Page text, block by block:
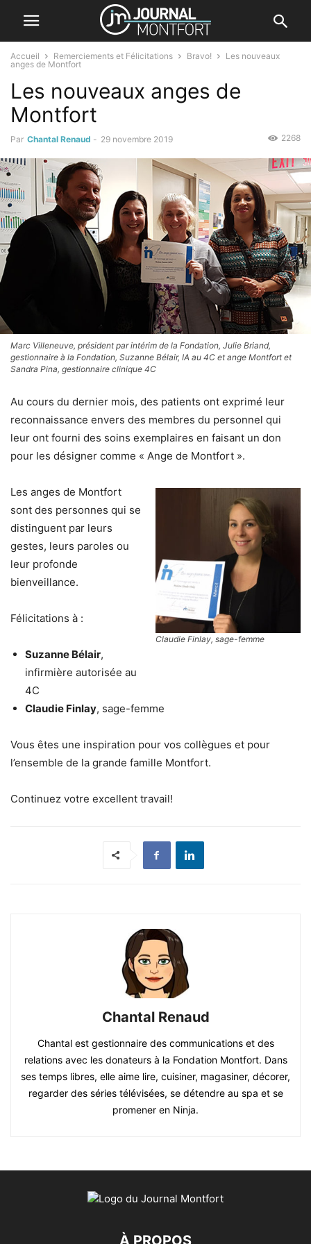
Accueil Remerciements et Félicitations Bravo!
Les nouveaux
anges de Montfort
Les nouveaux anges de
Montfort
Par Chantal Renaud - 29 novembre 2019 2268
Marc Villeneuve, président par intérim de la Fondation, Julie Briand,
gestionnaire à la Fondation, Suzanne Bélair, IA au 4C et ange Montfort et
Sandra Pina, gestionnaire clinique 4C
Au cours du dernier mois, des patients ont exprimé leur
reconnaissance envers des membres du personnel qui
leur ont fourni des soins exemplaires en faisant un don
pour les désigner comme « Ange de Montfort ».
Claudie Finlay, sage-femme
Les anges de Montfort
sont des personnes qui se
distinguent par leurs
gestes, leurs paroles ou
leur profonde
bienveillance.
Félicitations à :
Suzanne Bélair,
infirmière autorisée au
4C
Claudie Finlay, sage-femme
Vous êtes une inspiration pour vos collègues et pour
l’ensemble de la grande famille Montfort.
Continuez votre excellent travail!
Chantal Renaud
Chantal est gestionnaire des communications et des
relations avec les donateurs à la Fondation Montfort. Dans
ses temps libres, elle aime lire, cuisiner, magasiner, décorer,
regarder des séries télévisées, se détendre au spa et se
promener en Ninja.
À PROPOS